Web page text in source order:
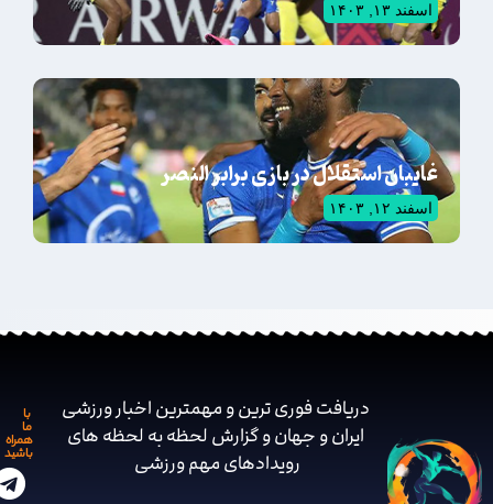
اسفند ۱۳, ۱۴۰۳
غایبان استقلال در بازی برابر النصر
اسفند ۱۲, ۱۴۰۳
دریافت فوری ترین و مهمترین اخبار ورزشی
ایران و جهان و گزارش لحظه به لحظه های
رویدادهای مهم ‌ورزشی
همراه
باشید